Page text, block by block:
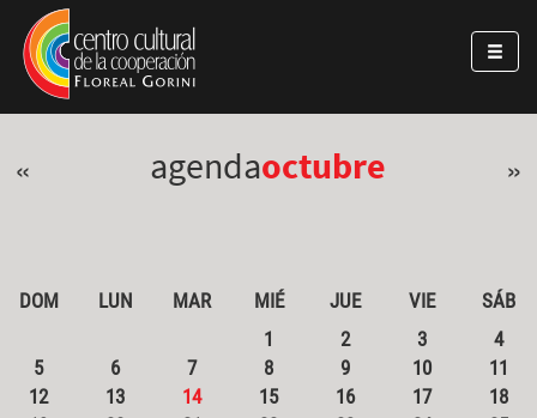
Pasar al contenido principal
Jump to main content
« agendaoctubre »
DOM LUN MAR MIÉ JUE VIE
SÁB
1
2 3
4
5
6 7 8 9 10
11
12
13 14 15 16 17
18